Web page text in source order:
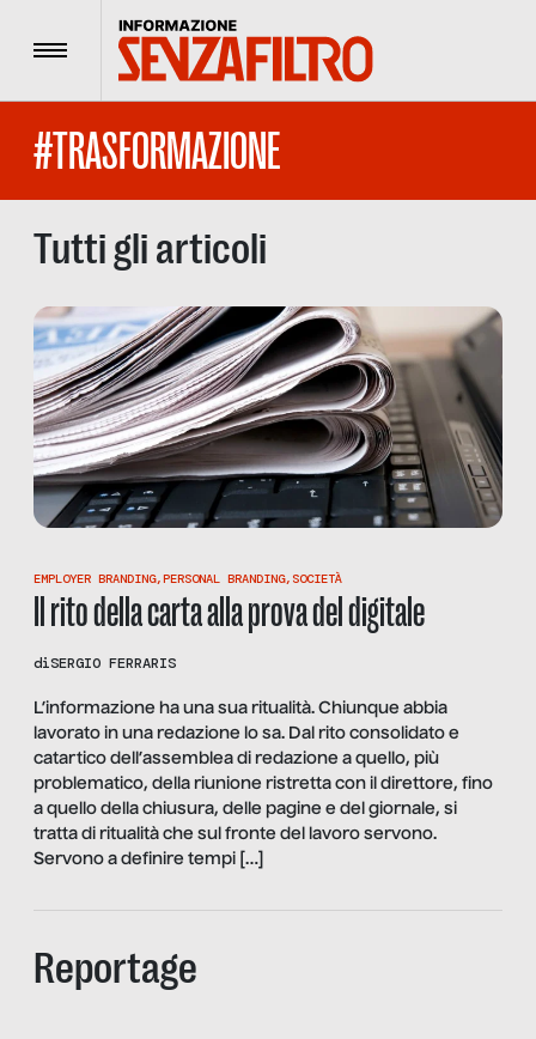
Menu
#TRASFORMAZIONE
Tutti gli articoli
EMPLOYER BRANDING,PERSONAL BRANDING, SOCIETÀ
Il rito della carta alla prova del digitale
diSERGIO FERRARIS
L’informazione ha una sua ritualità. Chiunque abbia
lavorato in una redazione lo sa. Dal rito consolidato e
catartico dell’assemblea di redazione a quello, più
problematico, della riunione ristretta con il direttore, fino
a quello della chiusura, delle pagine e del giornale, si
tratta di ritualità che sul fronte del lavoro servono.
Servono a definire tempi […]
Reportage